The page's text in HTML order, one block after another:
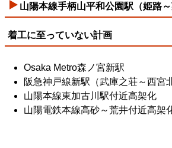
山陽本線手柄山平和公園駅（姫路～
着工に至っていない計画
Osaka Metro森ノ宮新駅
阪急神戸線新駅（武庫之荘～西宮
山陽本線東加古川駅付近高架化
山陽電鉄本線高砂～荒井付近高架